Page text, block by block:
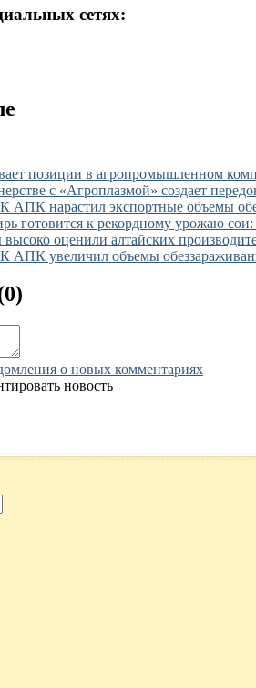
сетях:
позиции в агропромышленном
с «Агроплазмой» создает
нарастил экспортные объемы
готовится к рекордному урожаю
оценили алтайских
увеличил объемы
0)
о новых комментариях
новость